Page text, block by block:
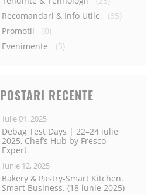
Recomandari & Info Utile
(35)
Promotii
(0)
Evenimente
(5)
POSTARI RECENTE
Iulie 01, 2025
Debag Test Days | 22–24 iulie
2025, Chef’s Hub by Fresco
Expert
Iunie 12, 2025
Bakery & Pastry-Smart Kitchen.
Smart Business. (18 iunie 2025)